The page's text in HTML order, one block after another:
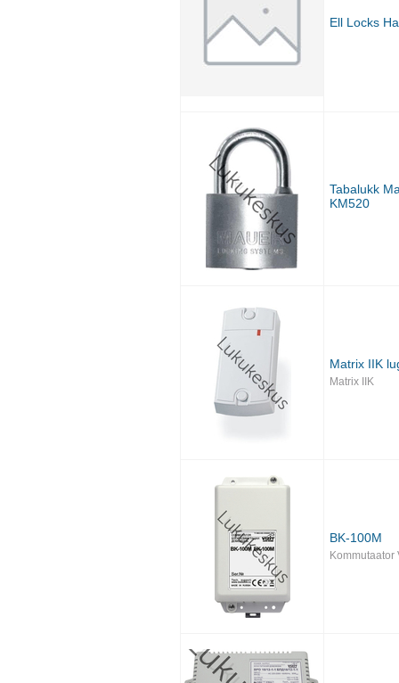
Ell Locks
Tabalukk
KM520
Matrix IIK
Matrix IIK
BK-100M
Kommutaator